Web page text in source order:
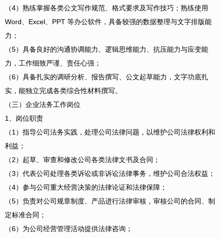
（4）熟练掌握各类公文写作规范、格式要求及写作技巧；熟练使用
Word、Excel、PPT 等办公软件，具备较强的数据整理与文字排版能
力；
（5）具备良好的沟通协调能力、逻辑思维能力、抗压能力与应变能
力，工作细致严谨、责任心强；
（6）具备扎实的调研分析、报告撰写、公文起草能力，文字功底扎
实，能独立完成各类综合性材料撰写。
（三）企业法务工作岗位
1、岗位职责
（1）指导公司法务实践，处理公司法律问题，以维护公司法律权利和
利益；
（2）起草、审查和修改公司各类法律文书及合同；
（3）代表公司处理各类诉讼或非诉讼法律事务，维护公司合法权益；
（4）参与公司重大经营决策的法律论证和法律保障；
（5）负责对公司规章制度、产品进行法律审核，审核公司的合同、制
定标准合同；
（6）为公司经营管理活动提供法律咨询；